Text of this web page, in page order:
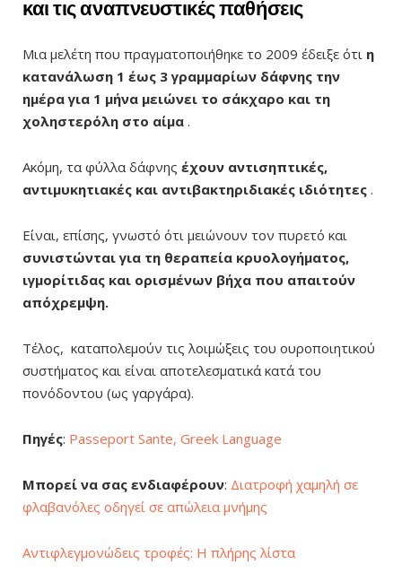
και τις αναπνευστικές παθήσεις
Μια μελέτη που πραγματοποιήθηκε το 2009 έδειξε ότι η
κατανάλωση 1 έως 3 γραμμαρίων δάφνης την
ημέρα για 1 μήνα μειώνει το σάκχαρο και τη
χοληστερόλη στο αίμα .
Ακόμη, τα φύλλα δάφνης έχουν αντισηπτικές,
αντιμυκητιακές και αντιβακτηριδιακές ιδιότητες .
Είναι, επίσης, γνωστό ότι μειώνουν τον πυρετό και
συνιστώνται για τη θεραπεία κρυολογήματος,
ιγμορίτιδας και ορισμένων βήχα που απαιτούν
απόχρεμψη.
Τέλος, καταπολεμούν τις λοιμώξεις του ουροποιητικού
συστήματος και είναι αποτελεσματικά κατά του
πονόδοντου (ως γαργάρα).
Πηγές: Passeport Sante, Greek Language
Μπορεί να σας ενδιαφέρουν: Διατροφή χαμηλή σε
φλαβανόλες οδηγεί σε απώλεια μνήμης
Αντιφλεγμονώδεις τροφές: H πλήρης λίστα